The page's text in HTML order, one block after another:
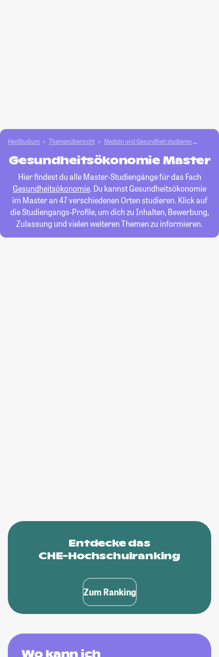
HeyStudium Themenübersicht Medizin und Gesundheit studieren
Gesundheitsökonomie Master
Hier findest du alle Master-Studiengänge für das Fach
Gesundheitsökonomie. Du kannst Gesundheitsökonomie
im Master an 47 verschiedenen Orten studieren. Klick auf
die Studiengangs-Profile, um dich zu Inhalten, Bewerbung,
Zulassung und vielen weiteren Themen zu informieren.
Entdecke das
CHE-Hochschulranking
Zum Ranking
Wo kann ich